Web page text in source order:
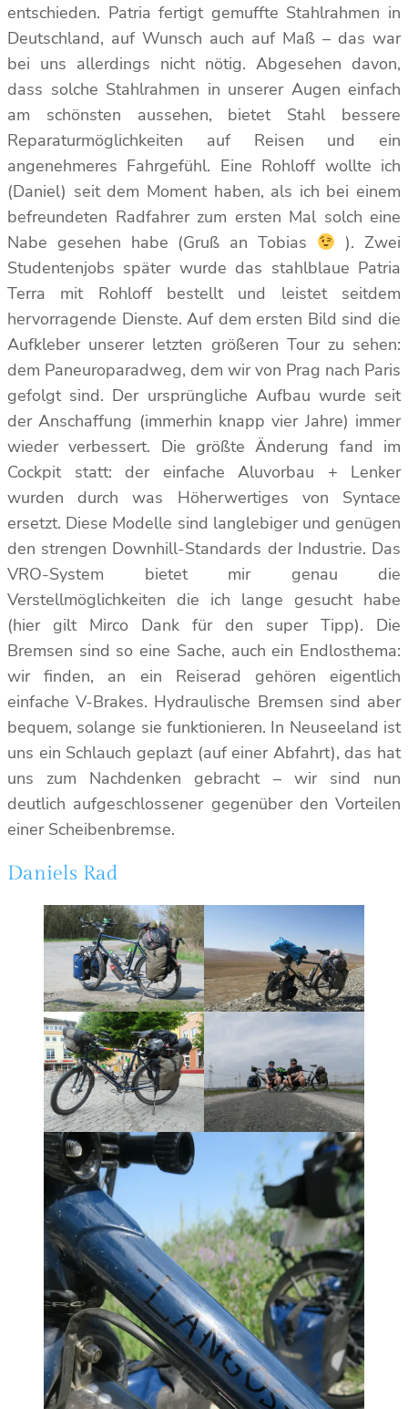
entschieden. Patria fertigt gemuffte Stahlrahmen in
Deutschland, auf Wunsch auch auf Maß – das war
bei uns allerdings nicht nötig. Abgesehen davon,
dass solche Stahlrahmen in unserer Augen einfach
am schönsten aussehen, bietet Stahl bessere
Reparaturmöglichkeiten auf Reisen und ein
angenehmeres Fahrgefühl. Eine Rohloff wollte ich
(Daniel) seit dem Moment haben, als ich bei einem
befreundeten Radfahrer zum ersten Mal solch eine
Nabe gesehen habe (Gruß an Tobias
). Zwei
Studentenjobs später wurde das stahlblaue Patria
Terra mit Rohloff bestellt und leistet seitdem
hervorragende Dienste. Auf dem ersten Bild sind die
Aufkleber unserer letzten größeren Tour zu sehen:
dem Paneuroparadweg, dem wir von Prag nach Paris
gefolgt sind. Der ursprüngliche Aufbau wurde seit
der Anschaffung (immerhin knapp vier Jahre) immer
wieder verbessert. Die größte Änderung fand im
Cockpit statt: der einfache Aluvorbau + Lenker
wurden durch was Höherwertiges von Syntace
ersetzt. Diese Modelle sind langlebiger und genügen
den strengen Downhill-Standards der Industrie. Das
VRO-System bietet mir genau die
Verstellmöglichkeiten die ich lange gesucht habe
(hier gilt Mirco Dank für den super Tipp). Die
Bremsen sind so eine Sache, auch ein Endlosthema:
wir finden, an ein Reiserad gehören eigentlich
einfache V-Brakes. Hydraulische Bremsen sind aber
bequem, solange sie funktionieren. In Neuseeland ist
uns ein Schlauch geplazt (auf einer Abfahrt), das hat
uns zum Nachdenken gebracht – wir sind nun
deutlich aufgeschlossener gegenüber den Vorteilen
einer Scheibenbremse.
Daniels Rad